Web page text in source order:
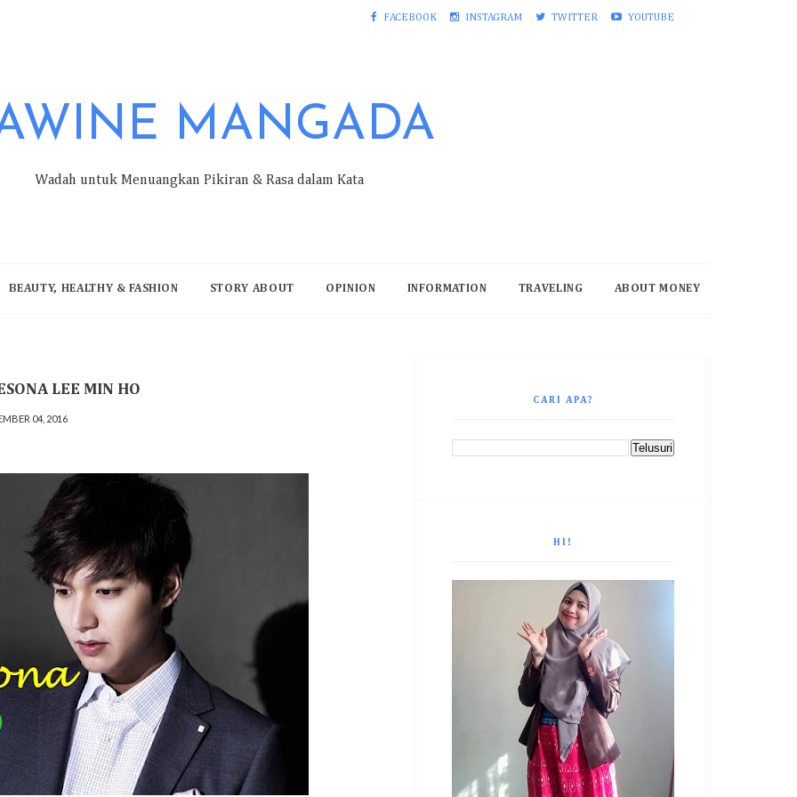
FACEBOOK INSTAGRAM TWITTER YOUTUBE
MANGADA
Wadah untuk Menuangkan Pikiran & Rasa dalam Kata
BEAUTY, HEALTHY & FASHION STORY ABOUT OPINION INFORMATION TRAVELING ABOUT MONEY
LEE MIN HO
04, 2016
CARI APA?
HI!